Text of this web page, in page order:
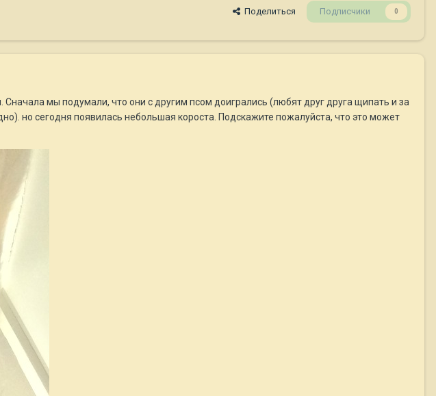
Поделиться Подписчики 0
мы подумали, что они с другим псом доигрались (любят друг друга щипать и за
но сегодня появилась небольшая короста. Подскажите пожалуйста, что это может